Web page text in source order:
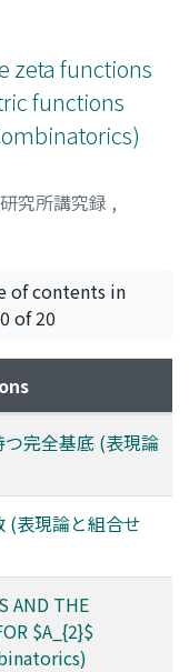
次数付き指標のテ
る.
zeta functions
functions
究所講究録 ,
of contents in
of 20
完全基底 (表現論
(表現論と組合せ
AND THE
$A_{2}$